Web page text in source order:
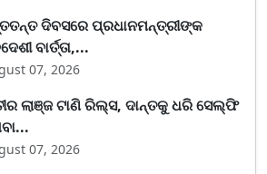
ଦିବସରେ ପ୍ରଧାନମନ୍ତ୍ରୀଙ୍କ
ବାର୍ତ୍ତା,...
07, 2026
ଲାଞ୍ଜ ଟାଣି ରିଲ୍ସ, ଦାନ୍ତକୁ ଧରି ସେଲ୍ଫି
07, 2026